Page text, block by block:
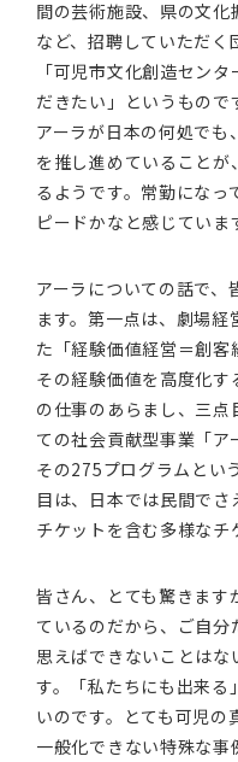
間の芸術施設、県の文
など、招聘していただ
「可児市文化創造セン
だきたい」というもので
アーラが日本の何処でも
を推し進めていること
るようです。常勤にな
ピードかなと感じていま
アーラについての話で、
ます。第一点は、劇場
た「経験価値経営＝創客
その経験価値を高度化
の仕事のあらまし、三
ての社会貢献型事業「ア
その275プログラムとい
目は、日本では民間でさ
チケットを含む多様なチ
皆さん、とても驚きます
ているのだから、ご自
思えばできないことはな
す。「私たちにも出来る
いのです。とても可児の
一般化できない特殊な事